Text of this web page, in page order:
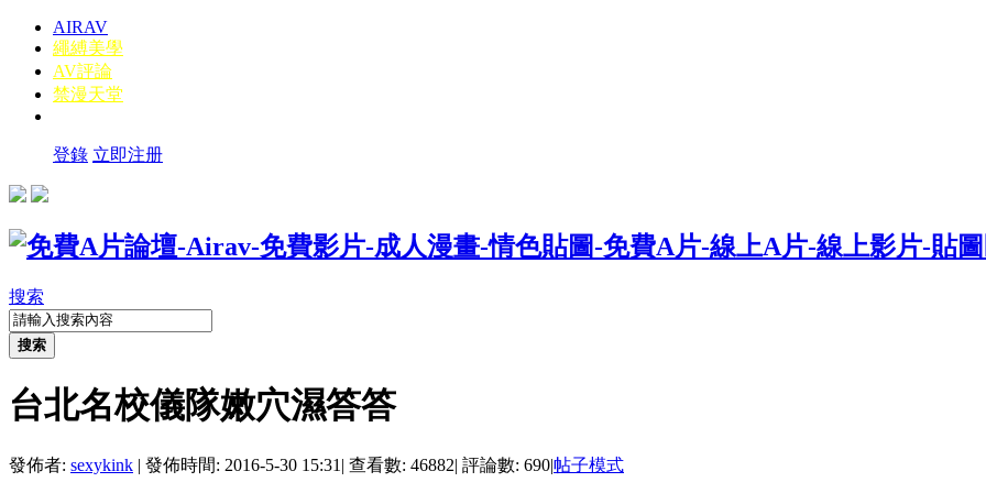
AIRAV
繩縛美學
AV評論
禁漫天堂
登錄 立即注册
搜索
搜索
台北名校儀隊嫩穴濕答答
發佈者: sexykink | 發佈時間: 2016-5-30 15:31 | 查看數: 46882| 評論數: 690|帖子模式